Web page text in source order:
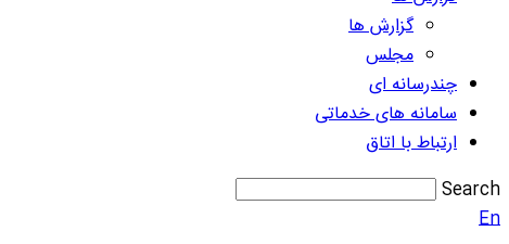
گزارش ها
مجلس
چندرسانه ای
سامانه های خدماتی
ارتباط با اتاق
Search
En